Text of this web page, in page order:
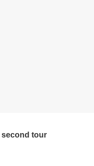
second tour